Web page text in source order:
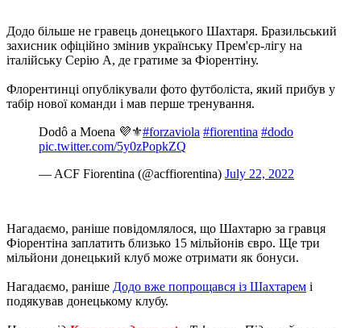
Додо більше не гравець донецького Шахтаря. Бразильський
захисник офіційно змінив українську Прем'єр-лігу на
італійську Серію А, де гратиме за Фіорентіну.
Флорентинці опублікували фото футболіста, який прибув у
табір нової команди і мав перше тренування.
Dodô a Moena 💜⚜️#forzaviola #fiorentina #dodo
pic.twitter.com/5y0zPopkZQ
— ACF Fiorentina (@acffiorentina) July 22, 2022
Нагадаємо, раніше повідомлялося, що Шахтарю за гравця
Фіорентіна заплатить близько 15 мільйонів євро. Ще три
мільйони донецький клуб може отримати як бонуси.
Нагадаємо, раніше Додо вже попрощався із Шахтарем і
подякував донецькому клубу.